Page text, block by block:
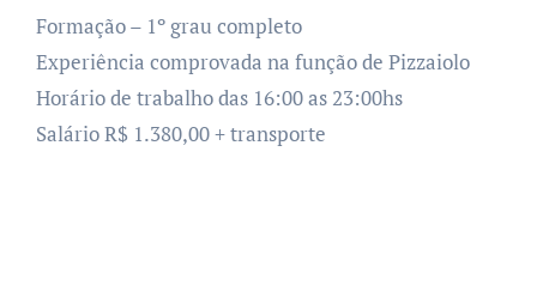
Formação – 1º grau completo
Experiência comprovada na função de Pizzaiolo
Horário de trabalho das 16:00 as 23:00hs
Salário R$ 1.380,00 + transporte